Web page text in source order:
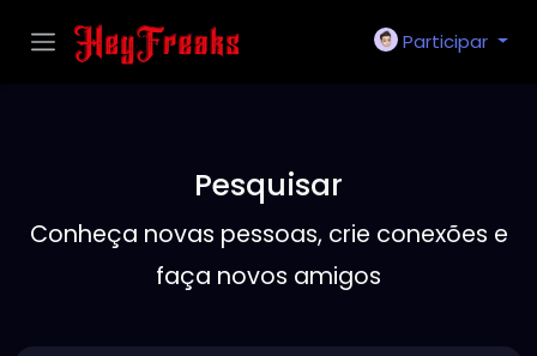
Participar
Pesquisar
Conheça novas pessoas, crie conexões e
faça novos amigos